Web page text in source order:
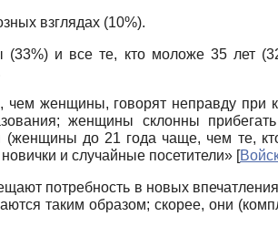
взглядах (10%).
и все те, кто моложе 35 лет
женщины, говорят неправду при
женщины склонны
(женщины до 21 года чаще, чем те,
и случайные посетители» [
потребность в новых
таким образом; скорее, они